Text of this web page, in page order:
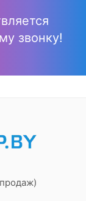
звонку!